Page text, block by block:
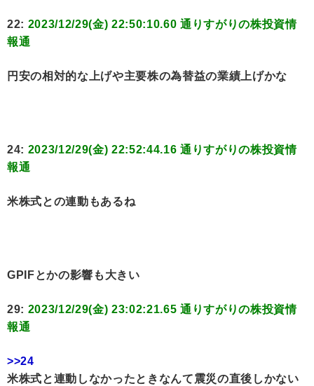
22: 2023/12/29(金) 22:50:10.60 通りすがりの株投資情
報通
円安の相対的な上げや主要株の為替益の業績上げかな
24: 2023/12/29(金) 22:52:44.16 通りすがりの株投資情
報通
米株式との連動もあるね
GPIFとかの影響も大きい
29: 2023/12/29(金) 23:02:21.65 通りすがりの株投資情
報通
>>24
米株式と連動しなかったときなんて震災の直後しかない